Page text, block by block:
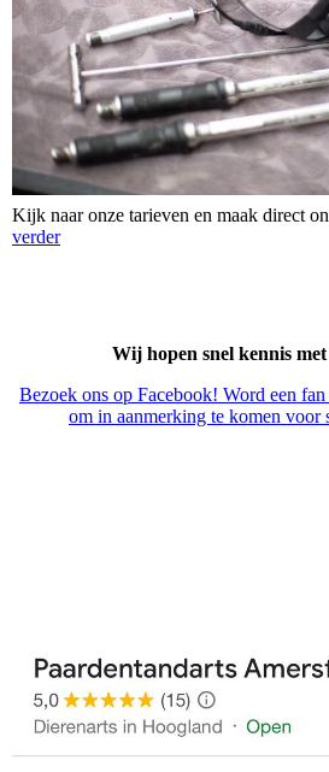
Kijk naar onze tarieven en maak direct
verder
Wij hopen snel kennis
Bezoek ons op Facebook! Word een
om in aanmerking te komen voor